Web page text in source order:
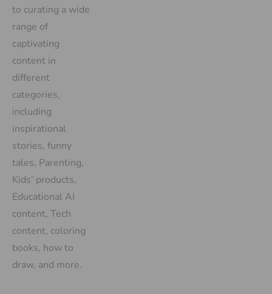
to curating a wide
range of
captivating
content in
different
categories,
including
inspirational
stories, funny
tales, Parenting,
Kids’ products,
Educational AI
content, Tech
content, coloring
books, how to
draw, and more.